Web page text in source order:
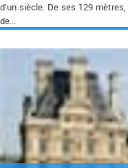
d’un siècle. De ses 129
de...